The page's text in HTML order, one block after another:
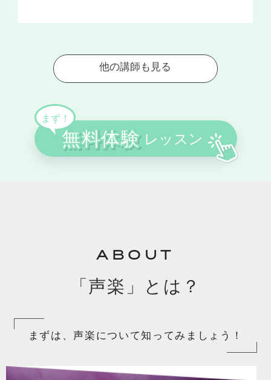
ABOUT
「声楽」とは？
まずは、声楽について知ってみましょう！